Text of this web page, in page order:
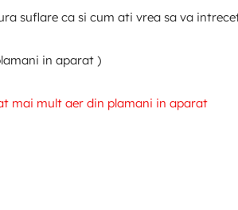
suflare ca si cum ati vrea sa va
in aparat )